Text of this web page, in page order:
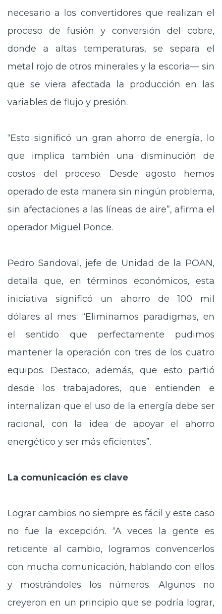
necesario a los convertidores que realizan el
proceso de fusión y conversión del cobre,
donde a altas temperaturas, se separa el
metal rojo de otros minerales y la escoria— sin
que se viera afectada la producción en las
variables de flujo y presión.
“Esto significó un gran ahorro de energía, lo
que implica también una disminución de
costos del proceso. Desde agosto hemos
operado de esta manera sin ningún problema,
sin afectaciones a las líneas de aire”, afirma el
operador Miguel Ponce.
Pedro Sandoval, jefe de Unidad de la POAN,
detalla que, en términos económicos, esta
iniciativa significó un ahorro de 100 mil
dólares al mes: “Eliminamos paradigmas, en
el sentido que perfectamente pudimos
mantener la operación con tres de los cuatro
equipos. Destaco, además, que esto partió
desde los trabajadores, que entienden e
internalizan que el uso de la energía debe ser
racional, con la idea de apoyar el ahorro
energético y ser más eficientes”.
La comunicación es clave
Lograr cambios no siempre es fácil y este caso
no fue la excepción. “A veces la gente es
reticente al cambio, logramos convencerlos
con mucha comunicación, hablando con ellos
y mostrándoles los números. Algunos no
creyeron en un principio que se podría lograr,